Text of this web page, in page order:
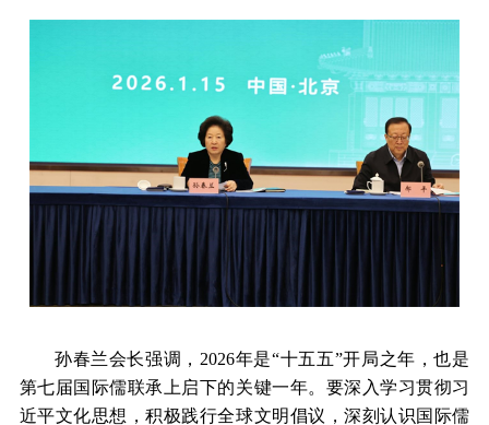
孙春兰会长强调，2026年是“十五五”开局之年，也是
第七届国际儒联承上启下的关键一年。要深入学习贯彻习
近平文化思想，积极践行全球文明倡议，深刻认识国际儒